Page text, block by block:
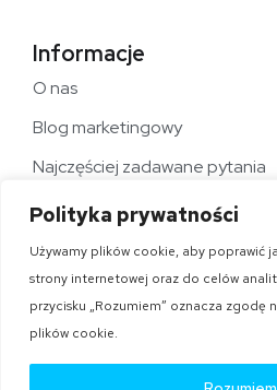
Informacje
O nas
Blog marketingowy
Najczęściej zadawane pytania
Polityka Cookies
Mapa strony